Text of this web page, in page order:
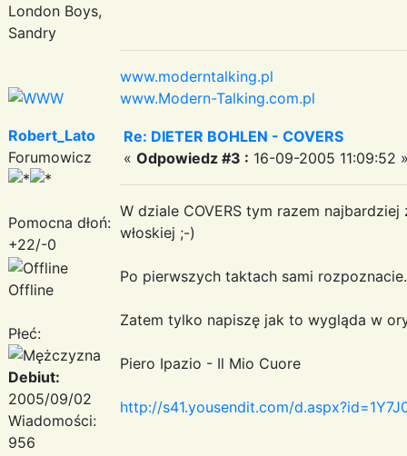
London Boys,
Sandry
www.moderntalking.pl
www.Modern-Talking.com.pl
Robert_Lato
Forumowicz
Pomocna dłoń:
+22/-0
Offline
Płeć:
Debiut:
2005/09/02
Wiadomości:
956
Re: DIETER BOHLEN - COVERS
« Odpowiedz #3 : 16-09-2005 11:09:52
W dziale COVERS tym razem
włoskiej ;-)
Po pierwszych taktach sami
Zatem tylko napiszę jak to wygląda w
Piero Ipazio - Il Mio Cuore
http://s41.yousendit.com/